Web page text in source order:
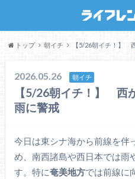
トップ 朝イチ 【5/26朝イチ！】
2026.05.26 朝イチ
【5/26朝イチ！】 西
雨に警戒
今日は東シナ海から前線を伴
め、南西諸島や西日本では雨
す。特に奄美地方では前線に